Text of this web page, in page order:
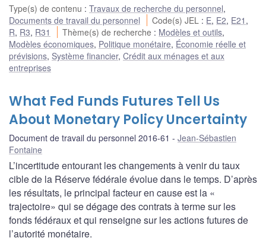
Type(s) de contenu : Travaux de recherche du personnel,
Documents de travail du personnel
Code(s) JEL : E, E2, E21 ,
R, R3, R31 Thème(s) de recherche : Modèles et outils,
Modèles économiques, Politique monétaire, Économie réelle et
prévisions, Système financier, Crédit aux ménages et aux
entreprises
What Fed Funds Futures Tell Us
About Monetary Policy Uncertainty
Document de travail du personnel 2016-61
Jean-Sébastien
Fontaine
L’incertitude entourant les changements à venir du taux
cible de la Réserve fédérale évolue dans le temps. D’après
les résultats, le principal facteur en cause est la «
trajectoire» qui se dégage des contrats à terme sur les
fonds fédéraux et qui renseigne sur les actions futures de
l’autorité monétaire.